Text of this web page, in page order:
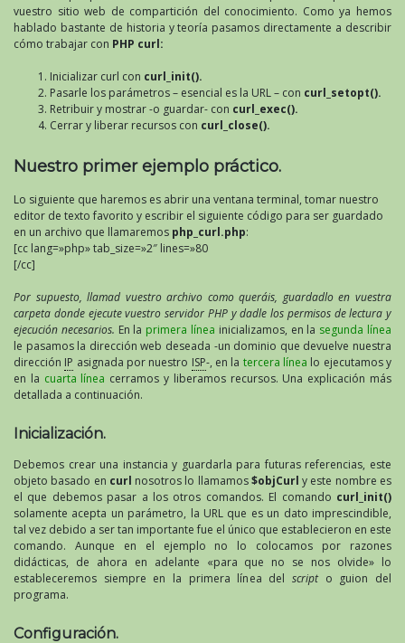
vuestro sitio web de compartición del conocimiento. Como ya hemos
hablado bastante de historia y teoría pasamos directamente a describir
cómo trabajar con PHP curl:
Inicializar curl con curl_init().
Pasarle los parámetros – esencial es la URL – con curl_setopt().
Retribuir y mostrar -o guardar- con curl_exec().
Cerrar y liberar recursos con curl_close().
Nuestro primer ejemplo práctico.
Lo siguiente que haremos es abrir una ventana terminal, tomar nuestro
editor de texto favorito y escribir el siguiente código para ser guardado
en un archivo que llamaremos php_curl.php:
[cc lang=»php» tab_size=»2″ lines=»80
[/cc]
Por supuesto, llamad vuestro archivo como queráis, guardadlo en vuestra
carpeta donde ejecute vuestro servidor PHP y dadle los permisos de lectura y
ejecución necesarios. En la primera línea inicializamos, en la segunda línea
le pasamos la dirección web deseada -un dominio que devuelve nuestra
dirección IP asignada por nuestro ISP-, en la tercera línea lo ejecutamos y
en la cuarta línea cerramos y liberamos recursos. Una explicación más
detallada a continuación.
Inicialización.
Debemos crear una instancia y guardarla para futuras referencias, este
objeto basado en curl nosotros lo llamamos$objCurl y este nombre es
el que debemos pasar a los otros comandos. El comando curl_init()
solamente acepta un parámetro, la URL que es un dato imprescindible,
tal vez debido a ser tan importante fue el único que establecieron en este
comando. Aunque en el ejemplo no lo colocamos por razones
didácticas, de ahora en adelante «para que no se nos olvide» lo
estableceremos siempre en la primera línea del scripto guion del
programa.
Configuración.